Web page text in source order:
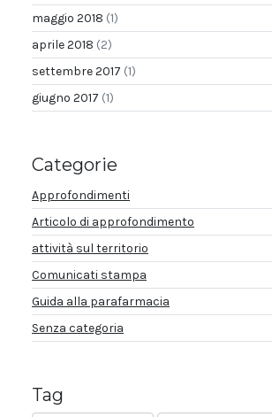
maggio 2018 (1)
aprile 2018 (2)
settembre 2017 (1)
giugno 2017 (1)
Categorie
Approfondimenti
Articolo di approfondimento
attività sul territorio
Comunicati stampa
Guida alla parafarmacia
Senza categoria
Tag